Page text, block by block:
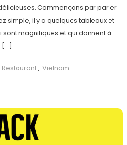
Commençons par parler
simple, il y a quelques tableaux et
magnifiques et qui donnent à
[…]
Restaurant, Vietnam